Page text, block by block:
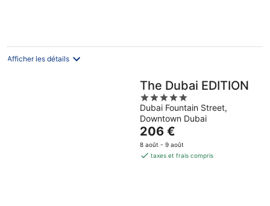
Afficher les détails
The Dubai EDITION
5
out
of
5
Dubai Fountain Street,
Downtown Dubai
Le
prix
est
206 €
8 août - 9 août
taxes et frais compris